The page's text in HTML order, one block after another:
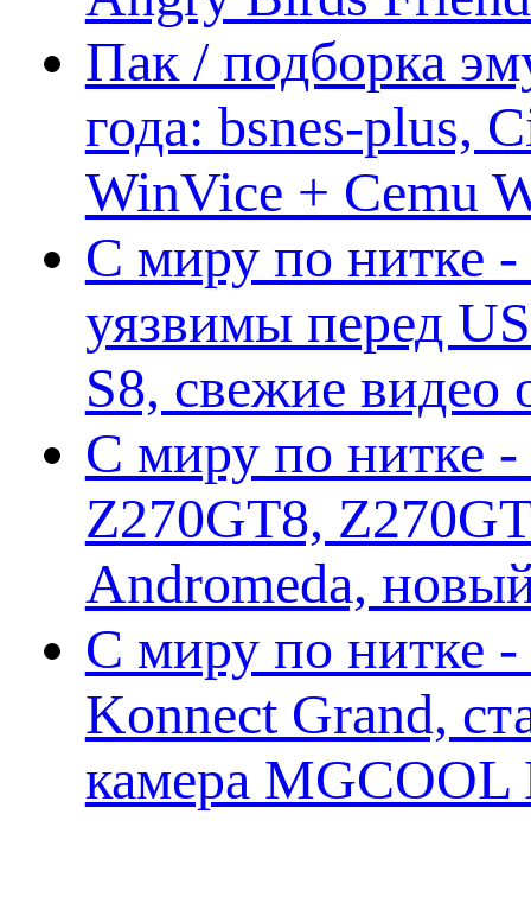
Пак / подборка
года: bsnes-plus,
WinVice + Cemu
С миру по нитке
уязвимы перед
S8, свежие
С миру по нитке -
Z270GT8,
Andromeda,
С миру по нитке -
Konnect Grand,
камера MGCOOL